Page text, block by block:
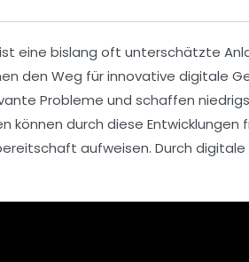
ist eine bislang oft unterschätzte
den Weg für innovative digitale
Probleme und schaffen
können durch diese
aufweisen. Durch